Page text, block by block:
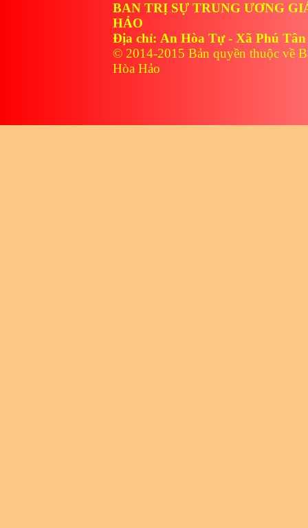
BAN TRỊ SỰ TRUNG ƯƠNG
HẢO
Địa chỉ: An Hòa Tự - Xã Phú
© 2014-2015 Bản quyền thuộc về
Hòa Hảo